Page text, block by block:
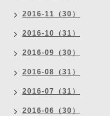
2016-11（30）
2016-10（31）
2016-09（30）
2016-08（31）
2016-07（31）
2016-06（30）